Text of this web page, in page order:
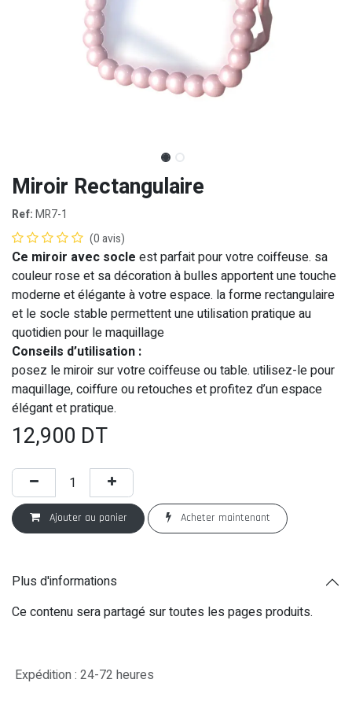
Miroir Rectangulaire
Ref:MR7-1
(0 avis)
Ce miroir avec socle est parfait pour votre coiffeuse. sa
couleur rose et sa décoration à bulles apportent une touche
moderne et élégante à votre espace. la forme rectangulaire
et le socle stable permettent une utilisation pratique au
quotidien pour le maquillage
Conseils d’utilisation :
posez le miroir sur votre coiffeuse ou table. utilisez-le pour
maquillage, coiffure ou retouches et profitez d’un espace
élégant et pratique.
12,900 DT
Ajouter au panier Acheter maintenant
Plus d'informations
Ce contenu sera partagé sur toutes les pages produits.
Expédition : 24-72 heures